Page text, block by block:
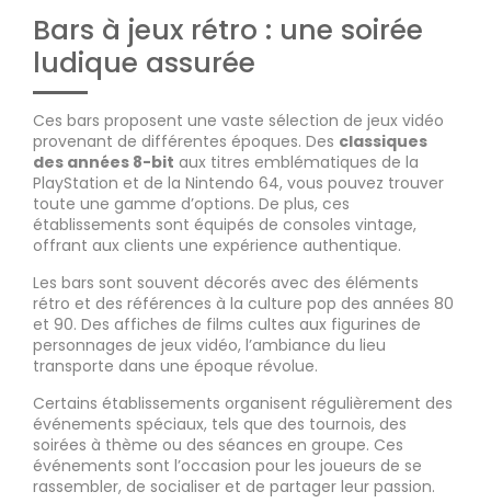
Bars à jeux rétro : une soirée
ludique assurée
Ces bars proposent une vaste sélection de jeux vidéo
provenant de différentes époques. Des classiques
des années 8-bit aux titres emblématiques de la
PlayStation et de la Nintendo 64, vous pouvez trouver
toute une gamme d’options. De plus, ces
établissements sont équipés de consoles vintage,
offrant aux clients une expérience authentique.
Les bars sont souvent décorés avec des éléments
rétro et des références à la culture pop des années 80
et 90. Des affiches de films cultes aux figurines de
personnages de jeux vidéo, l’ambiance du lieu
transporte dans une époque révolue.
Certains établissements organisent régulièrement des
événements spéciaux, tels que des tournois, des
soirées à thème ou des séances en groupe. Ces
événements sont l’occasion pour les joueurs de se
rassembler, de socialiser et de partager leur passion.